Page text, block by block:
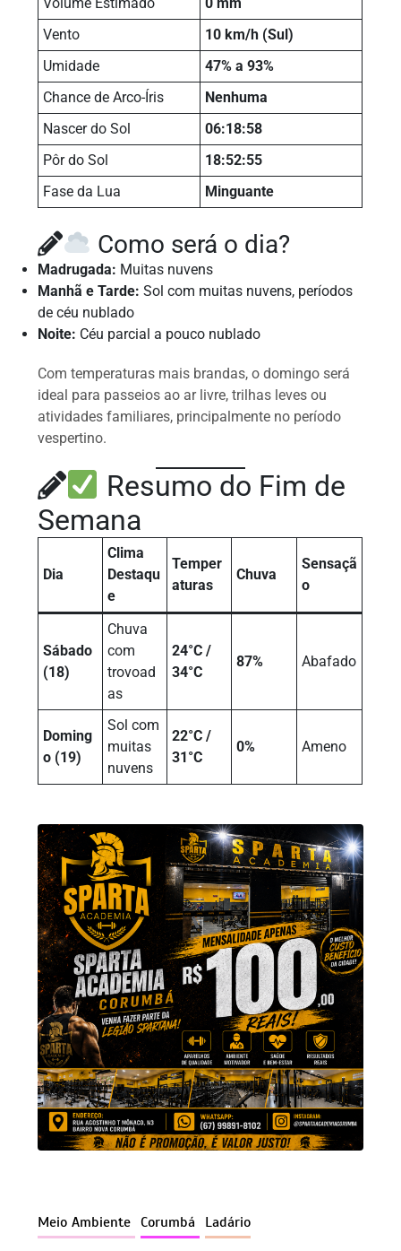
Vento
10 km/h (Sul)
Umidade
47% a 93%
Chance de Arco-Íris
Nenhuma
Nascer do Sol
06:18:58
Pôr do Sol
18:52:55
Fase da Lua
Minguante
Como será o dia?
Madrugada: Muitas nuvens
Manhã e Tarde: Sol com muitas nuvens, períodos
de céu nublado
Noite: Céu parcial a pouco nublado
Com temperaturas mais brandas, o domingo será
ideal para passeios ao ar livre, trilhas leves ou
atividades familiares, principalmente no período
vespertino.
Resumo do Fim de
Semana
Dia
Clima
Destaqu
e
Temper
aturas
Chuva
Sensaçã
o
Sábado
(18)
Chuva
com
trovoad
as
24°C /
34°C
87% Abafado
Doming
o (19)
Sol com
muitas
nuvens
22°C /
31°C
0% Ameno
Meio Ambiente Corumbá Ladário